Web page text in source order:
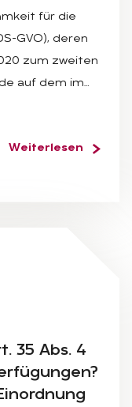
für die
GVO), deren
zum zweiten
auf dem im…
Weiterlesen
35 Abs. 4